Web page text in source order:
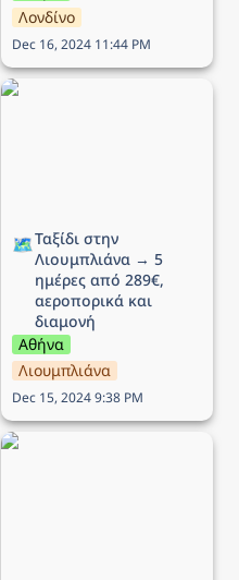
Λονδίνο
Dec 16, 2024 11:44 PM
Ταξίδι στην Λιουμπλιάνα
🗺️Ταξίδι στην
Λιουμπλιάνα → 5
ημέρες από 289€,
αεροπορικά και
διαμονή
Αθήνα
Λιουμπλιάνα
Dec 15, 2024 9:38 PM
Ταξίδι στην Μάλτα → 5